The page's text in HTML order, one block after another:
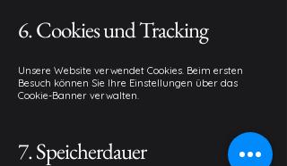
6. Cookies und Tracking
Unsere Website verwendet Cookies. Beim ersten
Besuch können Sie Ihre Einstellungen über das
Cookie-Banner verwalten.
7. Speicherdauer